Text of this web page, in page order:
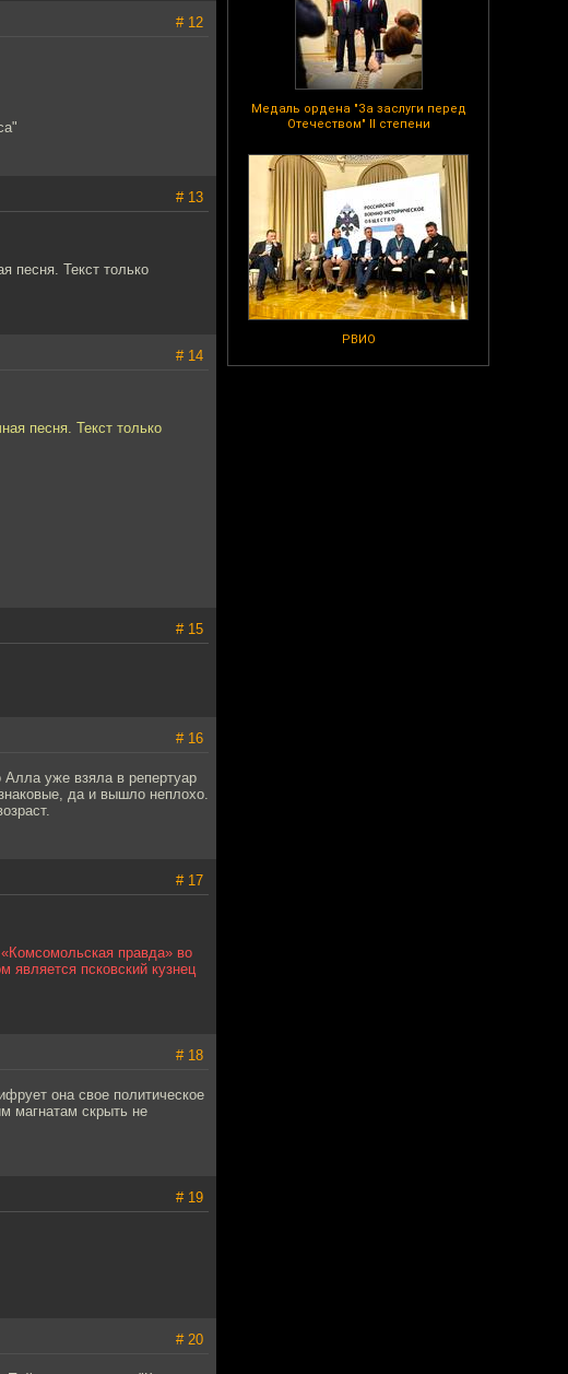
Медаль ордена "За заслуги перед
Отечеством" II степени
РВИО
# 12
# 13
песня. Текст только
# 14
песня. Текст только
# 15
# 16
уже взяла в репертуар
да и вышло неплохо.
# 17
правда» во
является псковский кузнец
# 18
она свое политическое
магнатам скрыть не
# 19
# 20